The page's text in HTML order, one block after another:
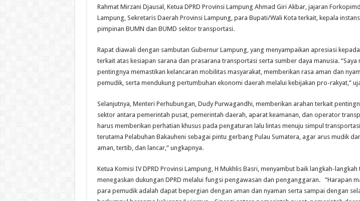
Rahmat Mirzani Djausal, Ketua DPRD Provinsi Lampung Ahmad Giri Akbar, jajaran
Lampung, Sekretaris Daerah Provinsi Lampung, para Bupati/Wali Kota terkait, kepala
pimpinan BUMN dan BUMD sektor transportasi.
Rapat diawali dengan sambutan Gubernur Lampung, yang menyampaikan apresiasi
terkait atas kesiapan sarana dan prasarana transportasi serta sumber daya manusia. “Saya
pentingnya memastikan kelancaran mobilitas masyarakat, memberikan rasa aman dan
pemudik, serta mendukung pertumbuhan ekonomi daerah melalui kebijakan pro-rakyat,”
Selanjutnya, Menteri Perhubungan, Dudy Purwagandhi, memberikan arahan terkait
sektor antara pemerintah pusat, pemerintah daerah, aparat keamanan, dan operator
harus memberikan perhatian khusus pada pengaturan lalu lintas menuju simpul
terutama Pelabuhan Bakauheni sebagai pintu gerbang Pulau Sumatera, agar arus mudik
aman, tertib, dan lancar,” ungkapnya.
Ketua Komisi IV DPRD Provinsi Lampung, H Mukhlis Basri, menyambut baik langkah-
menegaskan dukungan DPRD melalui fungsi pengawasan dan penganggaran. “Harapan
para pemudik adalah dapat bepergian dengan aman dan nyaman serta sampai dengan